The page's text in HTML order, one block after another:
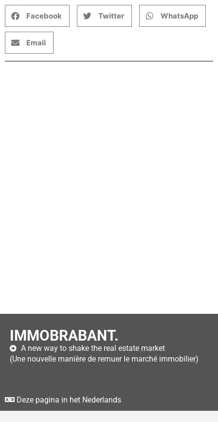
Facebook Twitter WhatsApp
Email
IMMOBRABANT.
A new way to shake the real estate market
(Une nouvelle manière de remuer le marché immobilier)
Deze pagina in het Nederlands